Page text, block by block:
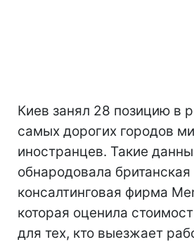
Киев занял 28 позицию в
самых дорогих городов
иностранцев. Такие
обнародовала британская
консалтинговая фирма
которая оценила
для тех, кто выезжает